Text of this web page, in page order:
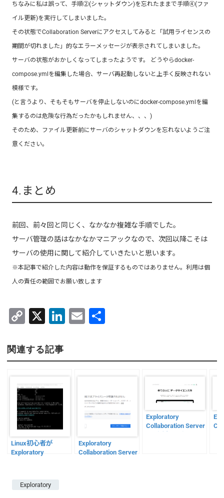
ちなみに私は誤って、手順②(シャットダウン)を忘れたままで手順④(ファ
イル更新)を実行してしまいました。
その状態でCollaboration Serverにアクセスしてみると「試用ライセンスの
期間が切れました」的なエラーメッセージが表示されてしまいました。
サーバの状態がおかしくなってしまったようです。 どうやらdocker-
compose.ymlを編集した場合、サーバ再起動しないと上手く反映されない
模様です。
(と言うより、そもそもサーバを停止しないのにdocker-compose.ymlを編
集するのは危険な行為だったかもしれません、、、)
そのため、ファイル更新前にサーバのシャットダウンを忘れないようご注
意ください。
4.まとめ
前回、前々回と同じく、なかなか複雑な手順でした。
サーバ管理の話はなかなかマニアックなので、次回以降こそは
サーバの使用に関して紹介していきたいと思います。
※本記事で紹介した内容は動作を保証するものではありません。利用は個
人の責任の範囲でお願い致します
C
p
y
Li
n
k
X
Li
e
dI
E
l
関連する記事
Linux初心者が
Exploratory
をやってみた
Exploratory
Collaboration Server
Exploratory
Collaboration Server
Exploratory